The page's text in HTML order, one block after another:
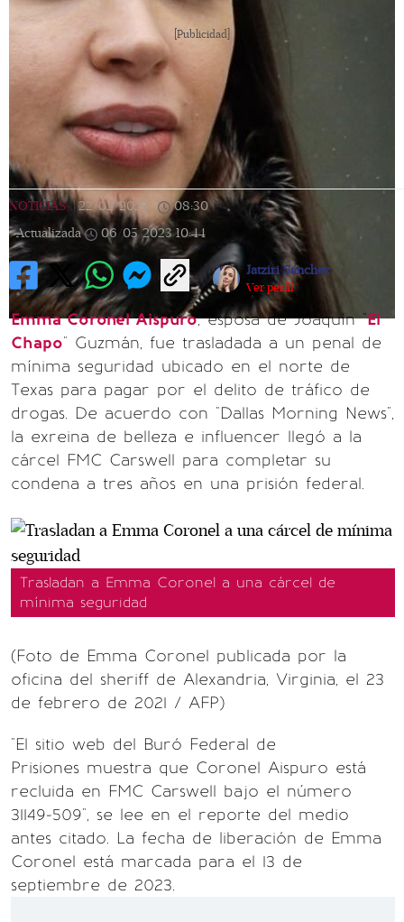
[Publicidad]
NOTICIAS | 22/02/2022 08:30 |
Actualizada
06/05/2023 10:44
Jatziri Sánchez
Ver perfil
Emma Coronel Aispuro, esposa de Joaquín "El
Chapo" Guzmán, fue trasladada a un penal de
mínima seguridad ubicado en el norte de
Texas para pagar por el delito de tráfico de
drogas. De acuerdo con "Dallas Morning News",
la exreina de belleza e influencer llegó a la
cárcel FMC Carswell para completar su
condena a tres años en una prisión federal.
Trasladan a Emma Coronel a una cárcel de
mínima seguridad
(Foto de Emma Coronel publicada por la
oficina del sheriff de Alexandria, Virginia, el 23
de febrero de 2021 / AFP)
"El sitio web del Buró Federal de
Prisiones muestra que Coronel Aispuro está
recluida en FMC Carswell bajo el número
31149-509", se lee en el reporte del medio
antes citado. La fecha de liberación de Emma
Coronel está marcada para el 13 de
septiembre de 2023.